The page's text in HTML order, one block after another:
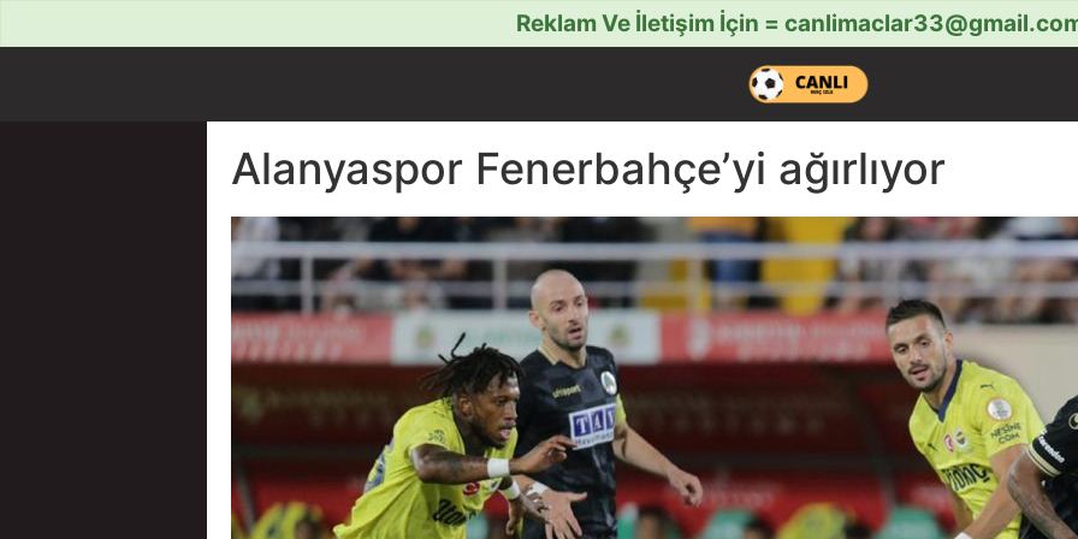
Reklam Ve İletişim İçin =
Alanyaspor Fenerbahçe’yi ağırlıyor